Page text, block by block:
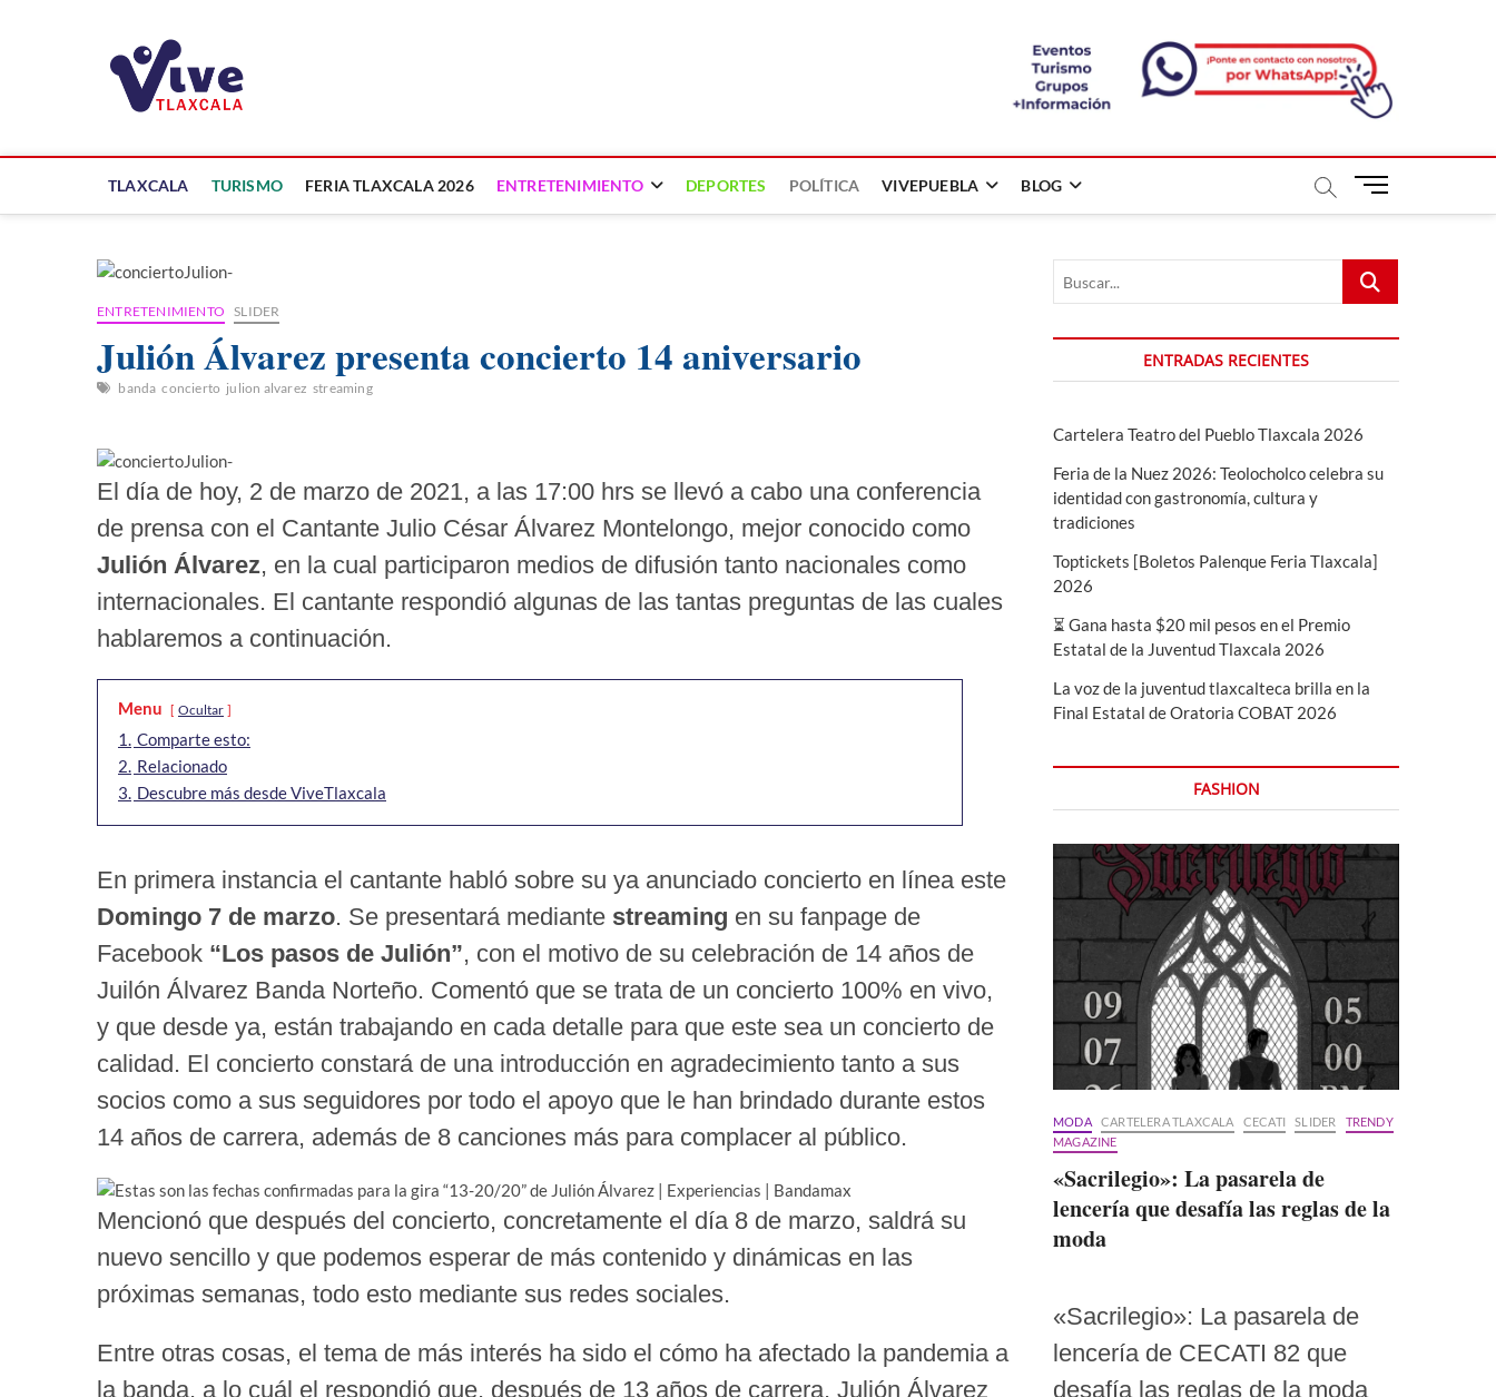
TLAXCALA TURISMO FERIA TLAXCALA 2026 ENTRETENIMIENTO DEPORTES POLÍTICA VIVEPUEBLA BLOG
B
ó
n
d
e
ENTRETENIMIENTO SLIDER
Julión Álvarez presenta concierto 14 aniversario
banda concierto julion alvarez streaming
El día de hoy, 2 de marzo de 2021, a las 17:00 hrs se llevó a cabo una conferencia
de prensa con el Cantante Julio César Álvarez Montelongo, mejor conocido como
Julión Álvarez, en la cual participaron medios de difusión tanto nacionales como
internacionales. El cantante respondió algunas de las tantas preguntas de las cuales
hablaremos a continuación.
Menu Ocultar
1. Comparte esto:
2. Relacionado
3. Descubre más desde ViveTlaxcala
En primera instancia el cantante habló sobre su ya anunciado concierto en línea este
Domingo 7 de marzo. Se presentará mediante streaming en su fanpage de
Facebook “Los pasos de Julión”, con el motivo de su celebración de 14 años de
Juilón Álvarez Banda Norteño. Comentó que se trata de un concierto 100% en vivo,
y que desde ya, están trabajando en cada detalle para que este sea un concierto de
calidad. El concierto constará de una introducción en agradecimiento tanto a sus
socios como a sus seguidores por todo el apoyo que le han brindado durante estos
14 años de carrera, además de 8 canciones más para complacer al público.
Mencionó que después del concierto, concretamente el día 8 de marzo, saldrá su
nuevo sencillo y que podemos esperar de más contenido y dinámicas en las
próximas semanas, todo esto mediante sus redes sociales.
Entre otras cosas, el tema de más interés ha sido el cómo ha afectado la pandemia a
la banda, a lo cuál el respondió que, después de 13 años de carrera, Julión Álvarez
Buscar...
ENTRADAS RECIENTES
Cartelera Teatro del Pueblo Tlaxcala 2026
Feria de la Nuez 2026: Teolocholco celebra su
identidad con gastronomía, cultura y
tradiciones
Toptickets [Boletos Palenque Feria Tlaxcala]
2026
⏳ Gana hasta $20 mil pesos en el Premio
Estatal de la Juventud Tlaxcala 2026
La voz de la juventud tlaxcalteca brilla en la
Final Estatal de Oratoria COBAT 2026
FASHION
MODA CARTELERA TLAXCALA CECATI SLIDER
TRENDY
MAGAZINE
«Sacrilegio»: La pasarela de
lencería que desafía las reglas de la
moda
«Sacrilegio»: La pasarela de
lencería de CECATI 82 que
desafía las reglas de la moda